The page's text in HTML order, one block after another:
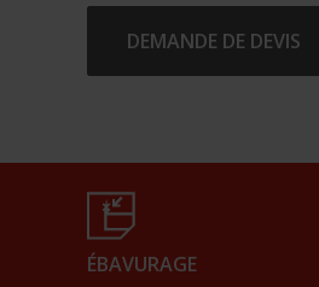
DEMANDE DE DEVIS
ÉBAVURAGE